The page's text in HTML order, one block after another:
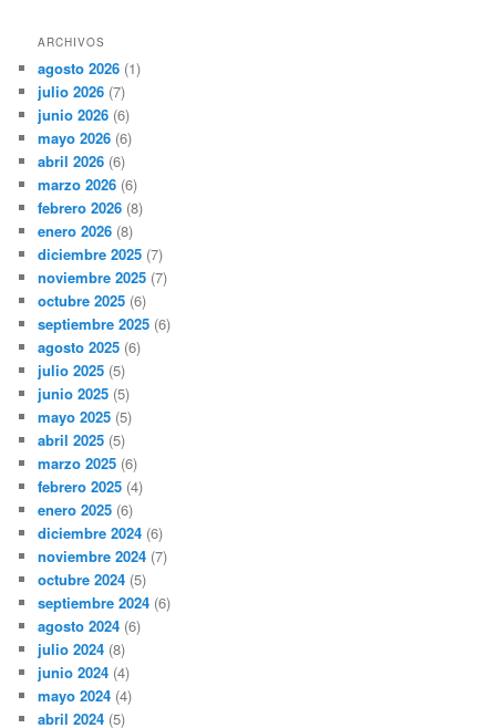
ARCHIVOS
agosto 2026 (1)
julio 2026 (7)
junio 2026 (6)
mayo 2026 (6)
abril 2026 (6)
marzo 2026 (6)
febrero 2026 (8)
enero 2026 (8)
diciembre 2025 (7)
noviembre 2025 (7)
octubre 2025 (6)
septiembre 2025 (6)
agosto 2025 (6)
julio 2025 (5)
junio 2025 (5)
mayo 2025 (5)
abril 2025 (5)
marzo 2025 (6)
febrero 2025 (4)
enero 2025 (6)
diciembre 2024 (6)
noviembre 2024 (7)
octubre 2024 (5)
septiembre 2024 (6)
agosto 2024 (6)
julio 2024 (8)
junio 2024 (4)
mayo 2024 (4)
abril 2024 (5)